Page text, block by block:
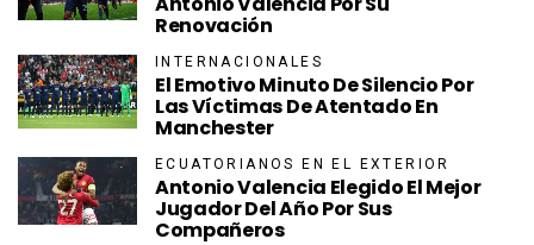
Renovación
INTERNACIONALES
El Emotivo Minuto De Silencio Por
Las Víctimas De Atentado En
Manchester
ECUATORIANOS EN EL EXTERIOR
Antonio Valencia Elegido El Mejor
Jugador Del Año Por Sus
Compañeros